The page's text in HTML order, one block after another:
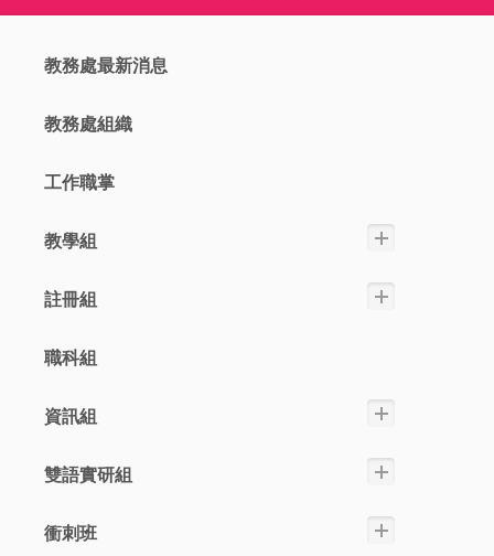
教務處最新消息
教務處組織
工作職掌
教學組
註冊組
職科組
資訊組
雙語實研組
衝刺班